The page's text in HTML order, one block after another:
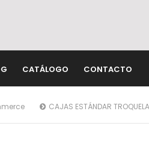
CATÁLOGO CONTACTO
CAJAS ESTÁNDAR